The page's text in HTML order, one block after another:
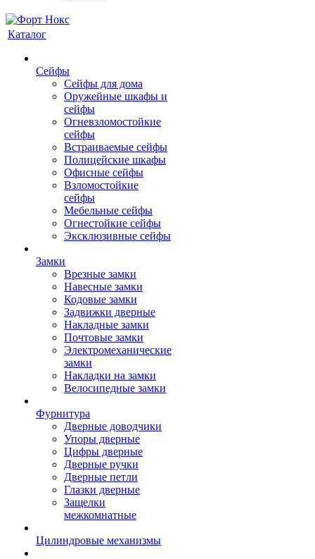
Каталог
Сейфы
Сейфы для дома
Оружейные шкафы и
сейфы
Огневзломостойкие
сейфы
Встраиваемые сейфы
Полицейские шкафы
Офисные сейфы
Взломостойкие
сейфы
Мебельные сейфы
Огнестойкие сейфы
Эксклюзивные сейфы
Замки
Врезные замки
Навесные замки
Кодовые замки
Задвижки дверные
Накладные замки
Почтовые замки
Электромеханические
замки
Накладки на замки
Велосипедные замки
Фурнитура
Дверные доводчики
Упоры дверные
Цифры дверные
Дверные ручки
Дверные петли
Глазки дверные
Защелки
межкомнатные
Цилиндровые механизмы